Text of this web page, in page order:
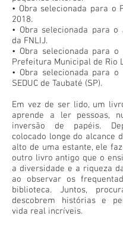
• Obra selecionada para o
2018.
• Obra selecionada para o
da FNLIJ.
• Obra selecionada para
Prefeitura Municipal de Rio
• Obra selecionada para
SEDUC de Taubaté (SP).
Em vez de ser lido, um
aprende a ler pessoas,
inversão de papéis.
colocado longe do alcance
alto de uma estante, ele
outro livro antigo que o
a diversidade e a riqueza
ao observar os
biblioteca. Juntos,
descobrem histórias e
vida real incríveis.